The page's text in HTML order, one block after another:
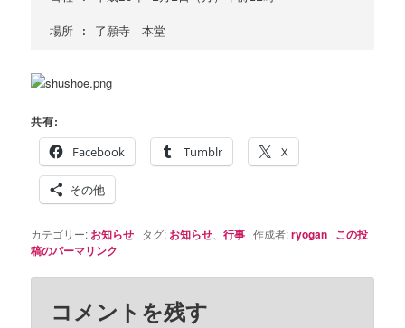
共有:
Facebook
Tumblr X
その他
カテゴリー: お知らせ タグ: お知らせ 、行事 作成者:ryogan この投
稿のパーマリンク
コメントを残す